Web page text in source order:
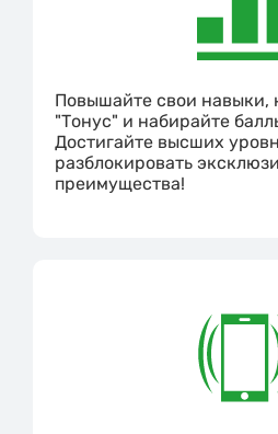
Повышайте свои навыки,
"Тонус" и набирайте
Достигайте высших
разблокировать
преимущества!